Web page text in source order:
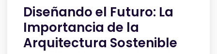
Diseñando el Futuro: La
Importancia de la
Arquitectura Sostenible